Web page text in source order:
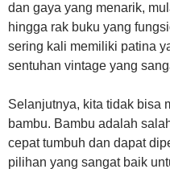
dan gaya yang menarik,
hingga rak buku yang
sering kali memiliki patina
sentuhan vintage yang
Selanjutnya, kita tidak bisa
bambu. Bambu adalah
cepat tumbuh dan dapat
pilihan yang sangat baik